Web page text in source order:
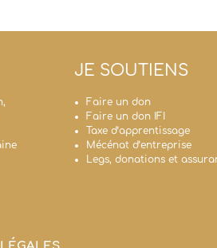
JE SOUTIENS
Faire un don
Faire un don IFI
Taxe d’apprentissage
Mécénat d’entreprise
Legs, donations et